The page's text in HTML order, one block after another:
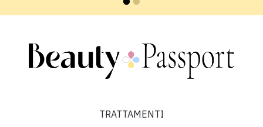
TRATTAMENTI